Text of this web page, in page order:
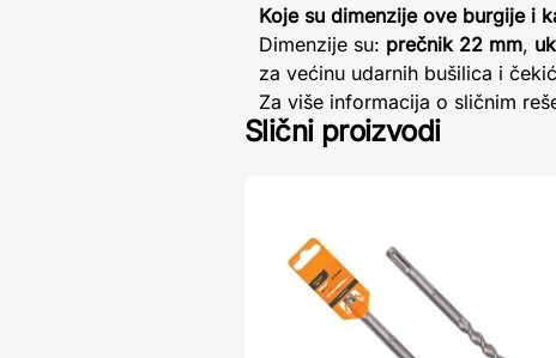
Koje su dimenzije ove burgije i
Dimenzije su: prečnik 22 mm,
za većinu udarnih bušilica i
Za više informacija o sličnim
Slični proizvodi